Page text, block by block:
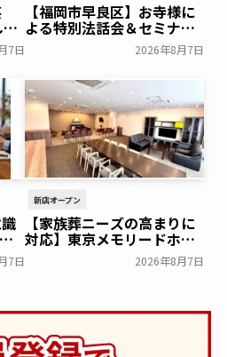
7日
【福岡市早良区】お寺様に
よる特別法話会＆セミナー
特典「無料試食会」を8月
18日(月)にシティホール飯
倉にて開催！～ベルコ～
一般公開
2026年8月7日
7日
新店オープン
【家族葬ニーズの高まりに
対応】東京メモリードホー
ルに貸切型家族葬空間『第
８ホール～Living～』オー
2026年8月7日